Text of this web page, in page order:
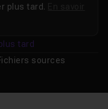
sources
plus tard.
tard